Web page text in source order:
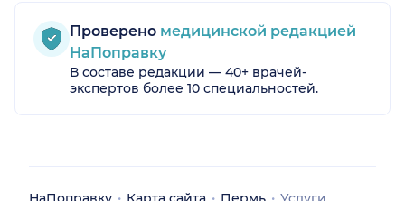
Проверено медицинской редакцией
НаПоправку
В составе редакции — 40+ врачей-
экспертов более 10 специальностей.